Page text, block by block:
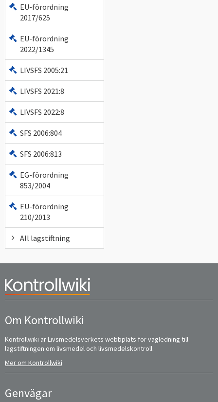
EU-förordning
2017/625
EU-förordning
2022/1345
LIVSFS 2005:21
LIVSFS 2021:8
LIVSFS 2022:8
SFS 2006:804
SFS 2006:813
EG-förordning
853/2004
EU-förordning
210/2013
All lagstiftning
Om Kontrollwiki
Kontrollwiki är Livsmedelsverkets webbplats för vägledning till
lagstiftningen om livsmedel och livsmedelskontroll.
Mer om Kontrollwiki
Genvägar